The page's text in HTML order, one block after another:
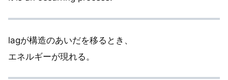
lagが構造のあいだを移るとき、
エネルギーが現れる。